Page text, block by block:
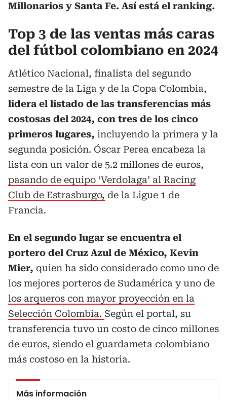
Millonarios y Santa Fe. Así está el ranking.
Top 3 de las ventas más caras
del fútbol colombiano en 2024
Atlético Nacional, finalista del segundo
semestre de la Liga y de la Copa Colombia,
lidera el listado de las transferencias más
costosas del 2024, con tres de los cinco
primeros lugares, incluyendo la primera y la
segunda posición. Óscar Perea encabeza la
lista con un valor de 5.2 millones de euros,
pasando de equipo ‘Verdolaga’ al Racing
Club de Estrasburgo, de la Ligue 1 de
Francia.
En el segundo lugar se encuentra el
portero del Cruz Azul de México, Kevin
Mier, quien ha sido considerado como uno de
los mejores porteros de Sudamérica y uno de
los arqueros con mayor proyección en la
Selección Colombia. Según el portal, su
transferencia tuvo un costo de cinco millones
de euros, siendo el guardameta colombiano
más costoso en la historia.
Más información